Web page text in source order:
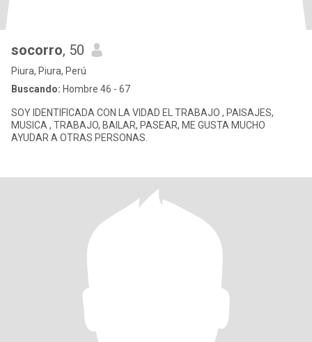
socorro, 50
Piura, Piura, Perú
Buscando: Hombre 46 - 67
SOY IDENTIFICADA CON LA VIDAD EL TRABAJO , PAISAJES,
MUSICA , TRABAJO, BAILAR, PASEAR, ME GUSTA MUCHO
AYUDAR A OTRAS PERSONAS.